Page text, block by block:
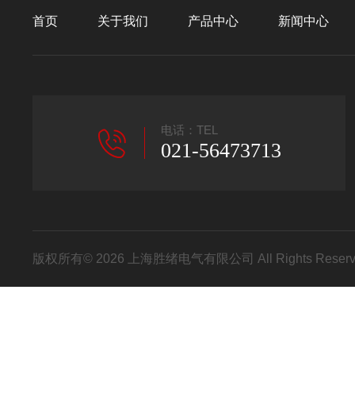
首页 关于我们 产品中心 新闻中心
电话：TEL
021-56473713
版权所有© 2026 上海胜绪电气有限公司 All Rights